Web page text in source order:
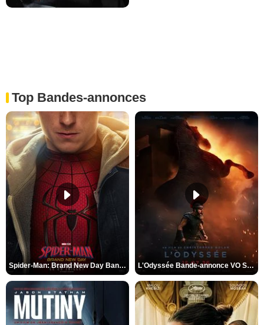
Top Bandes-annonces
Spider-Man: Brand New Day Bande-annonce VO STFR L'Odyssée Bande-annonce VO STFR